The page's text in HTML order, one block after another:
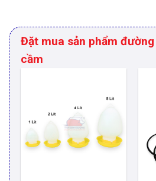
Đặt mua sản phẩm
cầm